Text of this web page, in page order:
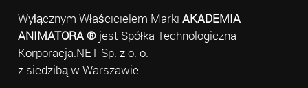
Wyłącznym Właścicielem Marki AKADEMIA
ANIMATORA ®jest Spółka Technologiczna
Korporacja.NET Sp. z o. o.
z siedzibą w Warszawie.